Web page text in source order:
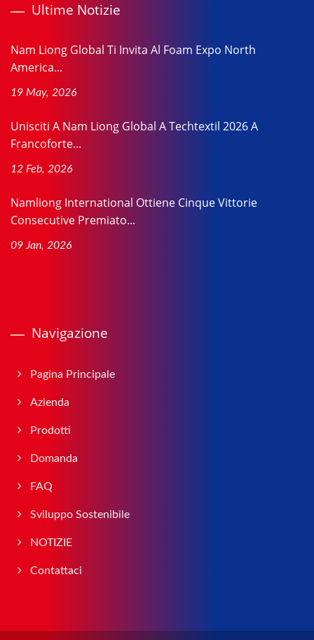
Ultime Notizie
Nam Liong Global Ti Invita Al Foam Expo North
America...
19 May, 2026
Unisciti A Nam Liong Global A Techtextil 2026 A
Francoforte...
12 Feb, 2026
Namliong International Ottiene Cinque Vittorie
Consecutive Premiato...
09 Jan, 2026
Navigazione
Pagina Principale
Azienda
Prodotti
Domanda
FAQ
Sviluppo Sostenibile
NOTIZIE
Contattaci